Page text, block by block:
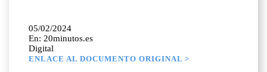
05/02/2024
En: 20minutos.es
Digital
ENLACE AL DOCUMENTO ORIGINAL >